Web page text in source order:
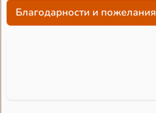
Благодарности и пожелания